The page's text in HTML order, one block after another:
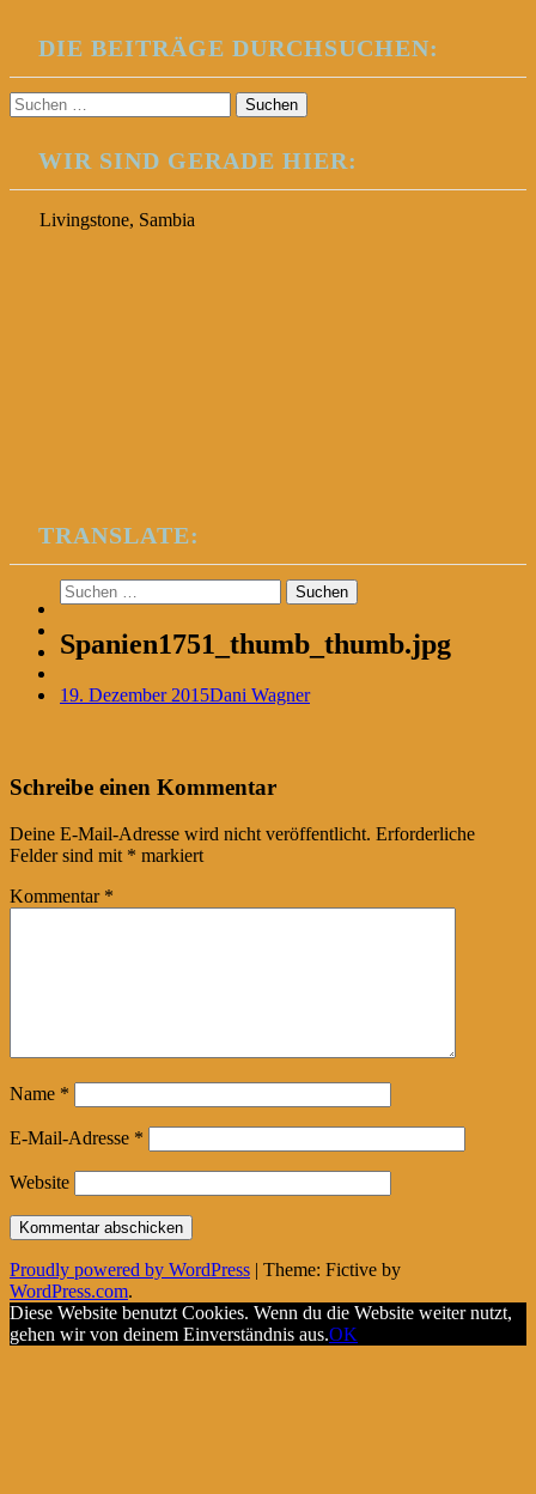
DIE BEITRÄGE DURCHSUCHEN:
Suchen
nach:
WIR SIND GERADE HIER:
Livingstone, Sambia
TRANSLATE:
Suchen
nach:
Spanien1751_thumb_thumb.jpg
19. Dezember 2015Dani Wagner
Post
navigation
←
Schreibe einen Kommentar
Deine E-Mail-Adresse wird nicht veröffentlicht. Erforderliche
Felder sind mit * markiert
Kommentar *
Name *
E-Mail-Adresse *
Website
Proudly powered by WordPress | Theme: Fictive by
WordPress.com.
Diese Website benutzt Cookies. Wenn du die Website weiter nutzt,
gehen wir von deinem Einverständnis aus.OK